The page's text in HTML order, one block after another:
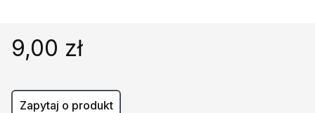
Podręczniki szkolne
Promocja
9,00 zł
Zapytaj o produkt